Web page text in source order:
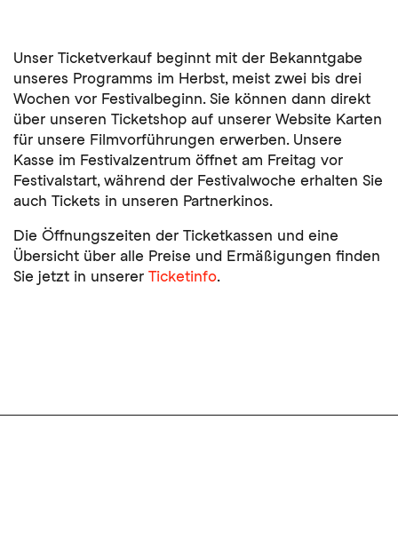
Unser Ticketverkauf beginnt mit der Bekanntgabe
unseres Programms im Herbst, meist zwei bis drei
Wochen vor Festivalbeginn. Sie können dann direkt
über unseren Ticketshop auf unserer Website Karten
für unsere Filmvorführungen erwerben. Unsere
Kasse im Festivalzentrum öffnet am Freitag vor
Festivalstart, während der Festivalwoche erhalten Sie
auch Tickets in unseren Partnerkinos.
Die Öffnungszeiten der Ticketkassen und eine
Übersicht über alle Preise und Ermäßigungen finden
Sie jetzt in unserer Ticketinfo.